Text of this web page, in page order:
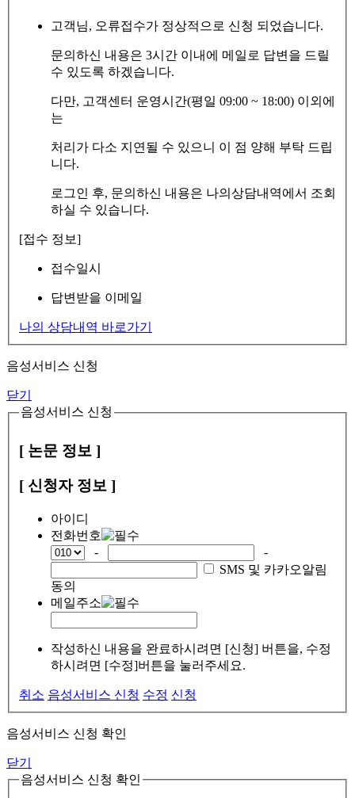
고객님, 오류접수가 정상적으로 신청 되었습니다.
문의하신 내용은 3시간 이내에 메일로 답변을 드릴
수 있도록 하겠습니다.
다만, 고객센터 운영시간(평일 09:00 ~ 18:00) 이외에
는
처리가 다소 지연될 수 있으니 이 점 양해 부탁 드립
니다.
로그인 후, 문의하신 내용은 나의상담내역에서 조회
하실 수 있습니다.
[접수 정보]
접수일시
답변받을 이메일
나의 상담내역 바로가기
음성서비스 신청
닫기
음성서비스 신청
[ 논문 정보 ]
[ 신청자 정보 ]
아이디
전화번호
-
-
SMS 및 카카오알림
동의
메일주소
작성하신 내용을 완료하시려면 [신청] 버튼을, 수정
하시려면 [수정]버튼을 눌러주세요.
취소 음성서비스 신청 수정 신청
음성서비스 신청 확인
닫기
음성서비스 신청 확인